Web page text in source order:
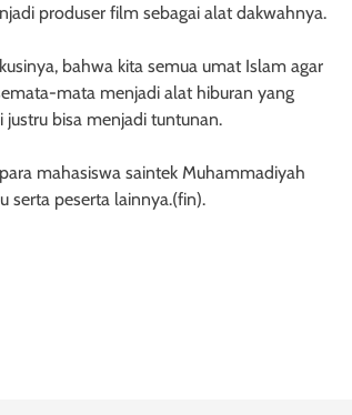
produser film sebagai alat dakwahnya.
bahwa kita semua umat Islam agar
mata menjadi alat hiburan yang
bisa menjadi tuntunan.
mahasiswa saintek Muhammadiyah
serta peserta lainnya.(fin).